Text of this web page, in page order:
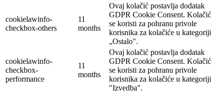
cookielawinfo-
checkbox-others
11
months
Ovaj kolačić postavlja dodatak
GDPR Cookie Consent. Kolačić
se koristi za pohranu privole
korisnika za kolačiće u kategoriji
„Ostalo".
cookielawinfo-
checkbox-
performance
11
months
Ovaj kolačić postavlja dodatak
GDPR Cookie Consent. Kolačić
se koristi za pohranu privole
korisnika za kolačiće u kategoriji
"Izvedba".